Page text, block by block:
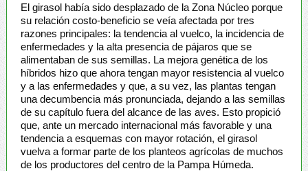
El girasol había sido desplazado de la Zona Núcleo porque
su relación costo-beneficio se veía afectada por tres
razones principales: la tendencia al vuelco, la incidencia de
enfermedades y la alta presencia de pájaros que se
alimentaban de sus semillas. La mejora genética de los
híbridos hizo que ahora tengan mayor resistencia al vuelco
y a las enfermedades y que, a su vez, las plantas tengan
una decumbencia más pronunciada, dejando a las semillas
de su capítulo fuera del alcance de las aves. Esto propició
que, ante un mercado internacional más favorable y una
tendencia a esquemas con mayor rotación, el girasol
vuelva a formar parte de los planteos agrícolas de muchos
de los productores del centro de la Pampa Húmeda.